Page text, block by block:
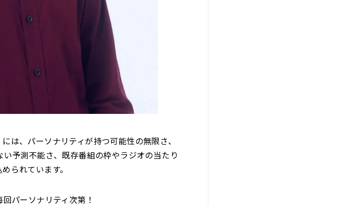
は、パーソナリティが持つ可能性の無限さ、
予測不能さ、既存番組の枠やラジオの当たり
られています。
パーソナリティ次第！